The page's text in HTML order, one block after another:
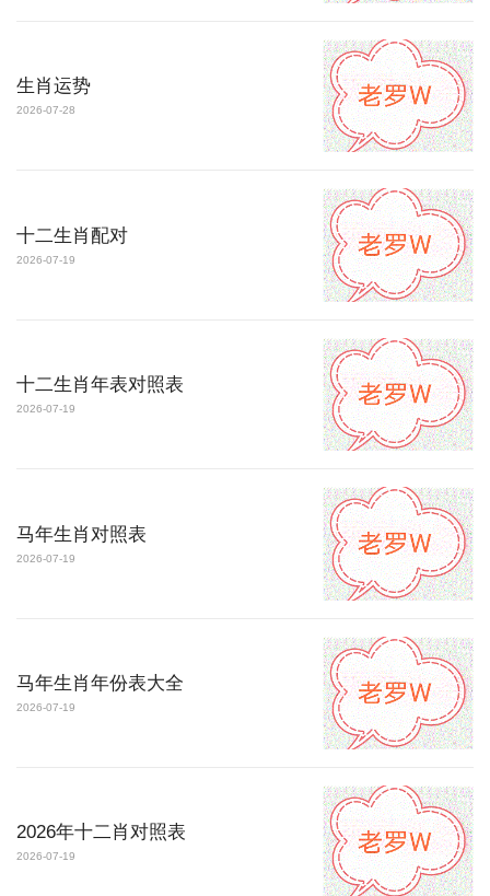
生肖运势
2026-07-28
十二生肖配对
2026-07-19
十二生肖年表对照表
2026-07-19
马年生肖对照表
2026-07-19
马年生肖年份表大全
2026-07-19
2026年十二肖对照表
2026-07-19